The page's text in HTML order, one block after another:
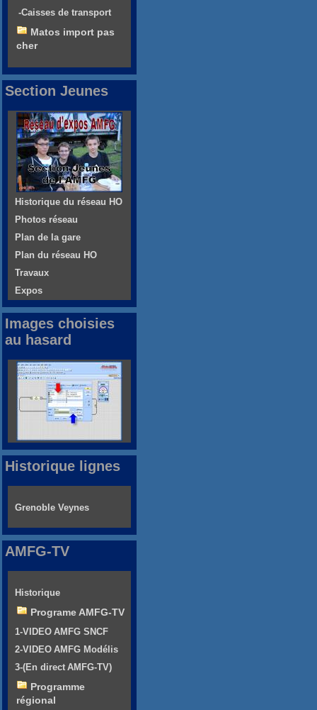
-Caisses de transport
Matos import pas
cher
Section Jeunes
Historique du réseau HO
Photos réseau
Plan de la gare
Plan du réseau HO
Travaux
Expos
Images choisies
au hasard
Historique lignes
Grenoble Veynes
AMFG-TV
Historique
Programe AMFG-TV
1-VIDEO AMFG SNCF
2-VIDEO AMFG Modélis
3-(En direct AMFG-TV)
Programme
régional